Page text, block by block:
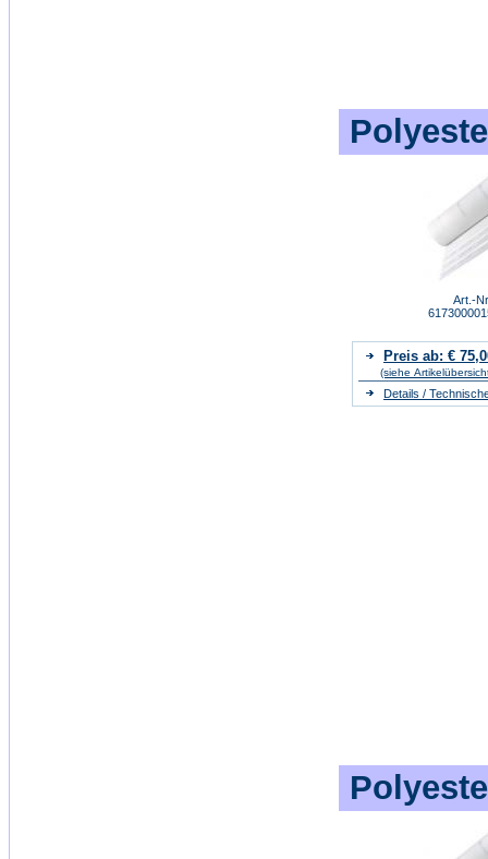
Art.-
Preis ab: €
(siehe
Details /